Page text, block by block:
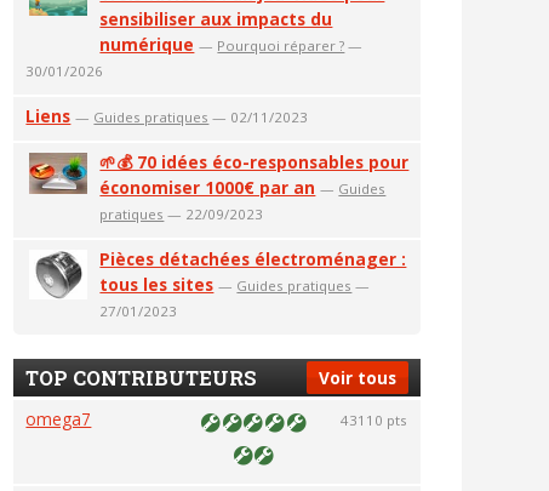
sensibiliser aux impacts du
numérique — Pourquoi réparer ? —
30/01/2026
Liens — Guides pratiques — 02/11/2023
🌱💰 70 idées éco-responsables pour
économiser 1000€ par an — Guides
pratiques — 22/09/2023
Pièces détachées électroménager :
tous les sites — Guides pratiques —
27/01/2023
Voir tous
TOP CONTRIBUTEURS
omega7 43110 pts